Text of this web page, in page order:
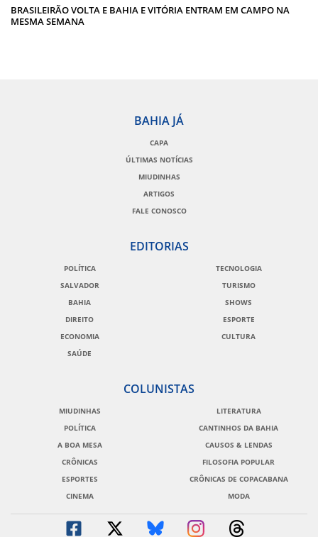
BRASILEIRÃO VOLTA E BAHIA E VITÓRIA ENTRAM EM CAMPO NA
MESMA SEMANA
BAHIA JÁ
CAPA
ÚLTIMAS NOTÍCIAS
MIUDINHAS
ARTIGOS
FALE CONOSCO
EDITORIAS
POLÍTICA
SALVADOR
BAHIA
DIREITO
ECONOMIA
SAÚDE
TECNOLOGIA
TURISMO
SHOWS
ESPORTE
CULTURA
COLUNISTAS
MIUDINHAS
POLÍTICA
A BOA MESA
CRÔNICAS
ESPORTES
CINEMA
LITERATURA
CANTINHOS DA BAHIA
CAUSOS & LENDAS
FILOSOFIA POPULAR
CRÔNICAS DE COPACABANA
MODA